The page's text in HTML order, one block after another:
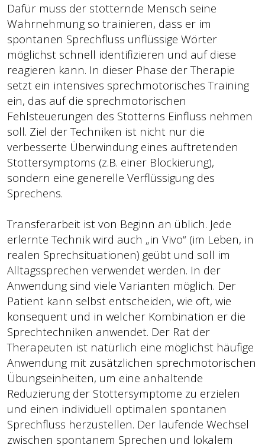
Dafür muss der stotternde Mensch seine
Wahrnehmung so trainieren, dass er im
spontanen Sprechfluss unflüssige Wörter
möglichst schnell identifizieren und auf diese
reagieren kann. In dieser Phase der Therapie
setzt ein intensives sprechmotorisches Training
ein, das auf die sprechmotorischen
Fehlsteuerungen des Stotterns Einfluss nehmen
soll. Ziel der Techniken ist nicht nur die
verbesserte Überwindung eines auftretenden
Stottersymptoms (z.B. einer Blockierung),
sondern eine generelle Verflüssigung des
Sprechens.
Transferarbeit ist von Beginn an üblich. Jede
erlernte Technik wird auch „in Vivo“ (im Leben, in
realen Sprechsituationen) geübt und soll im
Alltagssprechen verwendet werden. In der
Anwendung sind viele Varianten möglich. Der
Patient kann selbst entscheiden, wie oft, wie
konsequent und in welcher Kombination er die
Sprechtechniken anwendet. Der Rat der
Therapeuten ist natürlich eine möglichst häufige
Anwendung mit zusätzlichen sprechmotorischen
Übungseinheiten, um eine anhaltende
Reduzierung der Stottersymptome zu erzielen
und einen individuell optimalen spontanen
Sprechfluss herzustellen. Der laufende Wechsel
zwischen spontanem Sprechen und lokalem